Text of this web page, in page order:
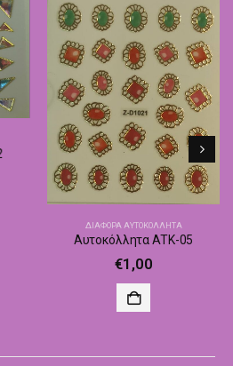
ΔΙΆΦΟΡΑ ΑΥΤΟΚΌΛΛΗΤΑ
Αυτοκόλλητα ATK-05
€1,00